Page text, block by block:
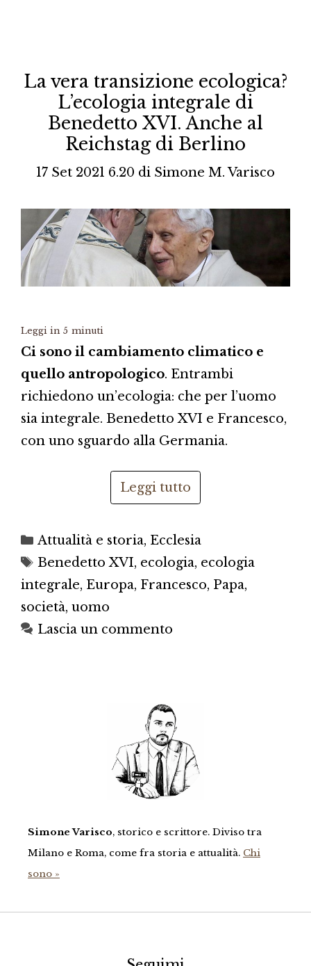
La vera transizione ecologica?
L’ecologia integrale di
Benedetto XVI. Anche al
Reichstag di Berlino
17 Set 2021 6.20 di Simone M. Varisco
Leggi in 5 minuti
Ci sono il cambiamento climatico e
quello antropologico. Entrambi
richiedono un’ecologia: che per l’uomo
sia integrale. Benedetto XVI e Francesco,
con uno sguardo alla Germania.
Leggi tutto
Categorie
Attualità e storia, Ecclesia
Tag
Benedetto XVI, ecologia, ecologia
integrale, Europa, Francesco, Papa,
società, uomo
Lascia un commento
Simone Varisco, storico e scrittore. Diviso tra
Milano e Roma, come fra storia e attualità. Chi
sono »